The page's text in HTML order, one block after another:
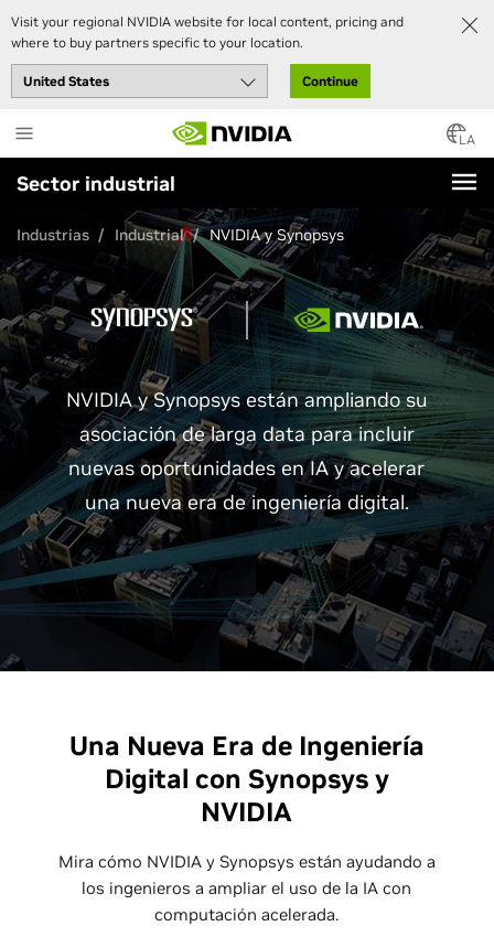
Visit your regional NVIDIA website for local content, pricing and
where to buy partners specific to your location.
Continue
to
main
content
LA
Sector industrial
Industrias Industrial NVIDIA y Synopsys
NVIDIA y Synopsys están ampliando su
asociación de larga data para incluir
nuevas oportunidades en IA y acelerar
una nueva era de ingeniería digital.
Una Nueva Era de Ingeniería
Digital con Synopsys y
NVIDIA
Mira cómo NVIDIA y Synopsys están ayudando a
los ingenieros a ampliar el uso de la IA con
computación acelerada.